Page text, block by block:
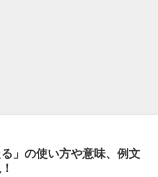
る」の使い方や意味、例文